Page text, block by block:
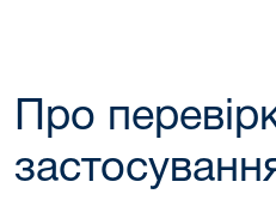
Про